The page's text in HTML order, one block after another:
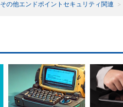
その他エンドポイントセキュリティ関連